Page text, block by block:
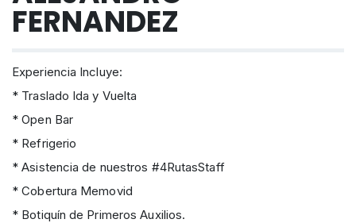
FERNANDEZ
Experiencia Incluye:
* Traslado Ida y Vuelta
* Open Bar
* Refrigerio
* Asistencia de nuestros #4RutasStaff
* Cobertura Memovid
* Botiquín de Primeros Auxilios.